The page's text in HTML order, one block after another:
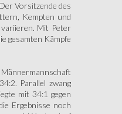
Vorsitzende des
Kempten und
Mit Peter
gesamten Kämpfe
Parallel zwang
mit 34:1 gegen
Ergebnisse noch